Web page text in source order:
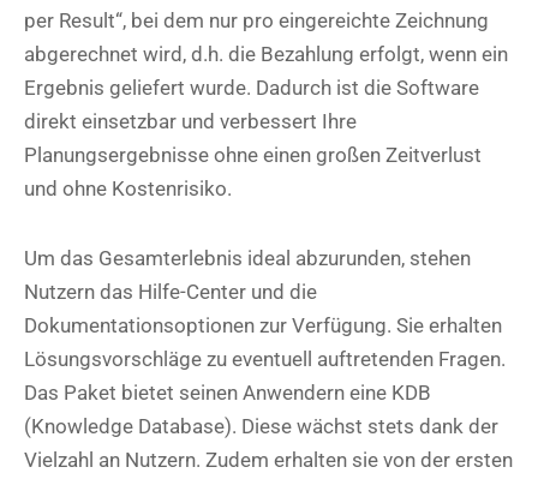
per Result“, bei dem nur pro eingereichte Zeichnung
abgerechnet wird, d.h. die Bezahlung erfolgt, wenn ein
Ergebnis geliefert wurde. Dadurch ist die Software
direkt einsetzbar und verbessert Ihre
Planungsergebnisse ohne einen großen Zeitverlust
und ohne Kostenrisiko.
Um das Gesamterlebnis ideal abzurunden, stehen
Nutzern das Hilfe-Center und die
Dokumentationsoptionen zur Verfügung. Sie erhalten
Lösungsvorschläge zu eventuell auftretenden Fragen.
Das Paket bietet seinen Anwendern eine KDB
(Knowledge Database). Diese wächst stets dank der
Vielzahl an Nutzern. Zudem erhalten sie von der ersten